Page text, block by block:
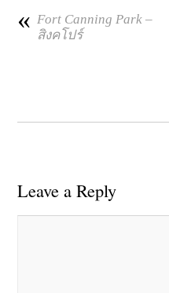
« Fort Canning Park –
สิงคโปร์
Leave a Reply